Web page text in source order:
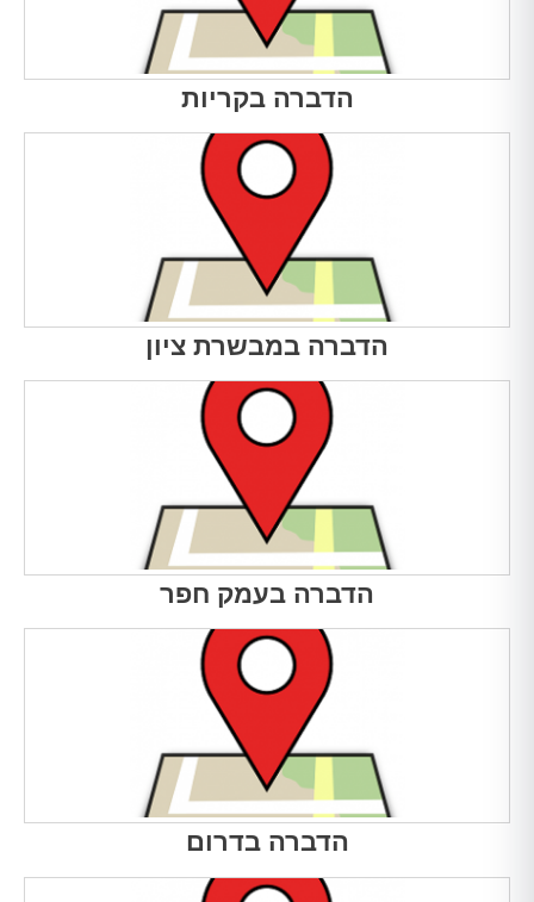
הדברה בקריות
הדברה במבשרת ציון
הדברה בעמק חפר
הדברה בדרום